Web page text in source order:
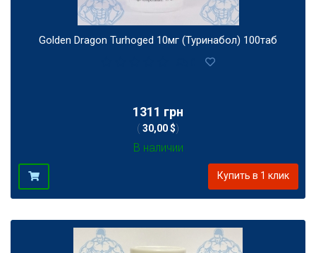
Golden Dragon Turhoged 10мг (Туринабол) 100таб
1311 грн
( 30,00 $)
В наличии
Купить в 1 клик